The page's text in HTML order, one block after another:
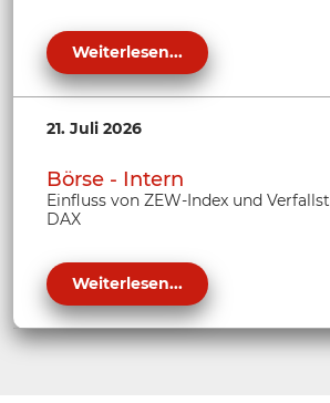
Weiterlesen...
21. Juli 2026
Börse - Intern
Einfluss von ZEW-Index und
DAX
Weiterlesen...